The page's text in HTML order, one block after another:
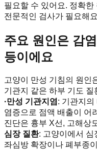
필요할 수 있어요. 정확한
전문적인 검사가 필요해
주요 원인은 감
등이에요
고양이 만성 기침의 원인
기관지 같은 하부 기도
·만성 기관지염: 기관지의
염증으로 점액 배출이 어
진단은 흉부 X선, 고해상
심장 질환: 고양이에서 심
좌심방 확장이나 폐부종